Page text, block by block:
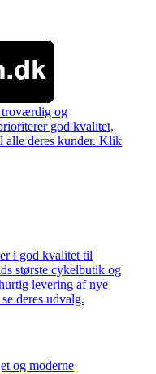
troværdig og
god kvalitet,
alle deres kunder. Klik
i god kvalitet til
største cykelbutik og
levering af nye
deres udvalg.
og moderne